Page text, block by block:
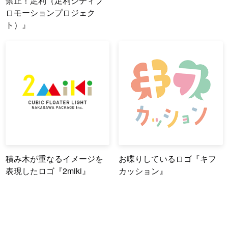
ロモーションプロジェク
ト）』
積み木が重なるイメージを
表現したロゴ『2miki』
お喋りしているロゴ『キフ
カッション』